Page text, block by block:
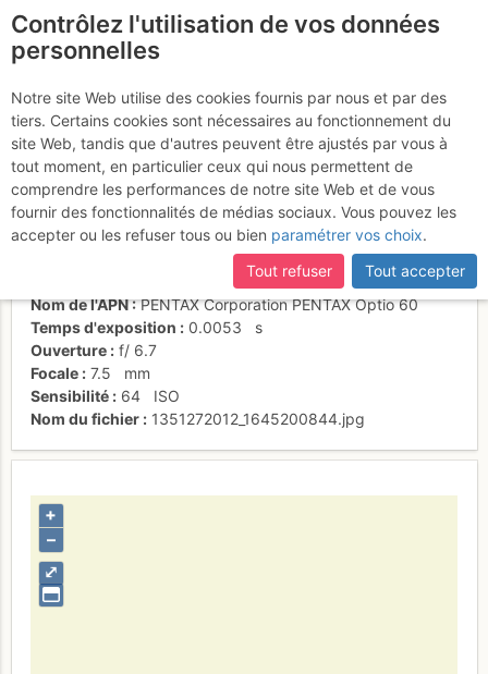
certaines pages ne sont plus accessibles, manquantes ou
incomplètes, déconnectez-vous puis reconnectez-vous à votre
compte sur le site.
Mélange des genres
Activités
Date/heure
1 juil. 2005 00:00
Contributeur
lologallo
individuel (CC by-nc-nd)
Nom de l'APN
PENTAX Corporation PENTAX Optio 60
Temps d'exposition
0.0053
s
Ouverture
f/ 6.7
Focale
7.5
mm
Sensibilité
64
ISO
Nom du fichier
1351272012_1645200844.jpg
⤢
+
–
Contrôlez l'utilisation de vos données
personnelles
Notre site Web utilise des cookies fournis par nous et par des
tiers. Certains cookies sont nécessaires au fonctionnement du
site Web, tandis que d'autres peuvent être ajustés par vous à
tout moment, en particulier ceux qui nous permettent de
comprendre les performances de notre site Web et de vous
fournir des fonctionnalités de médias sociaux. Vous pouvez les
accepter ou les refuser tous ou bien paramétrer vos choix.
Tout refuser
Tout accepter